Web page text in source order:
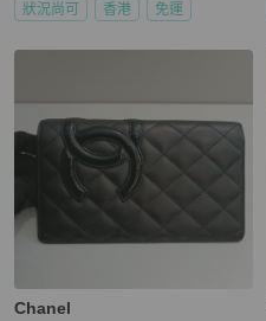
狀況尚可 香港 免運
Chanel